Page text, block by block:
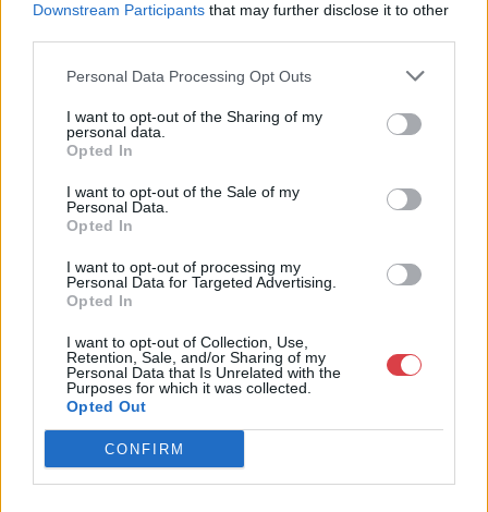
Downstream Participants that may further disclose it to other
Personal Data Processing Opt Outs
I want to opt-out of the Sharing of my
personal data.
Opted In
I want to opt-out of the Sale of my
Personal Data.
Opted In
I want to opt-out of processing my
Personal Data for Targeted Advertising.
Opted In
I want to opt-out of Collection, Use,
Retention, Sale, and/or Sharing of my
Personal Data that Is Unrelated with the
Purposes for which it was collected.
Opted Out
CONFIRM
Eladó:Virág Judit Galéria
Mű-Terem Galéria Kft.
Telefon: 36-1-312-2071, 269-4681 269-4681
Bemutatkozás: Kiemelkedő kvalitású 19. és 20. századi magyar
festészet és szecessziós Zsolnay kerámiák adás-vétele és
GALÉRIA TOVÁBBI MŰTÁRGYAI
KAPCSOLÓDÓ MŰTÁRGYAK